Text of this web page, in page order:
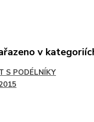
v
S PODÉLNÍKY